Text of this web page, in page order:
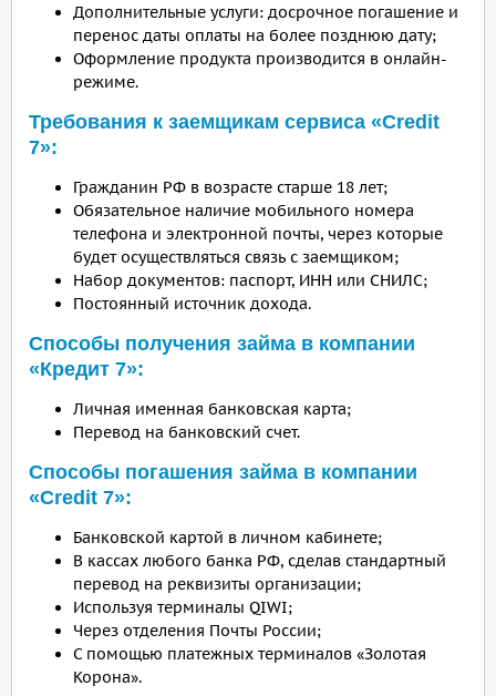
Дополнительные услуги: досрочное погашение и
перенос даты оплаты на более позднюю дату;
Оформление продукта производится в онлайн-
режиме.
Требования к заемщикам сервиса «Credit
7»:
Гражданин РФ в возрасте старше 18 лет;
Обязательное наличие мобильного номера
телефона и электронной почты, через которые
будет осуществляться связь с заемщиком;
Набор документов: паспорт, ИНН или СНИЛС;
Постоянный источник дохода.
Способы получения займа в компании
«Кредит 7»:
Личная именная банковская карта;
Перевод на банковский счет.
Способы погашения займа в компании
«Credit 7»:
Банковской картой в личном кабинете;
В кассах любого банка РФ, сделав стандартный
перевод на реквизиты организации;
Используя терминалы QIWI;
Через отделения Почты России;
С помощью платежных терминалов «Золотая
Корона».